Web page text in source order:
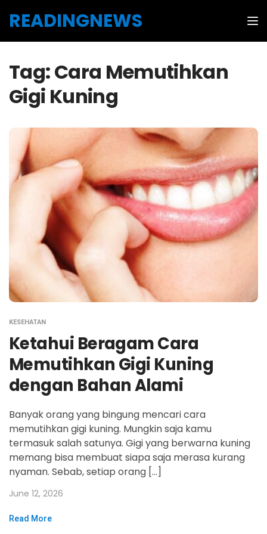
READINGNEWS
Tag:Cara Memutihkan
Gigi Kuning
KESEHATAN
Ketahui Beragam Cara
Memutihkan Gigi Kuning
dengan Bahan Alami
Banyak orang yang bingung mencari cara
memutihkan gigi kuning. Mungkin saja kamu
termasuk salah satunya. Gigi yang berwarna kuning
memang bisa membuat siapa saja merasa kurang
nyaman. Sebab, setiap orang […]
June 12, 2026
Read More